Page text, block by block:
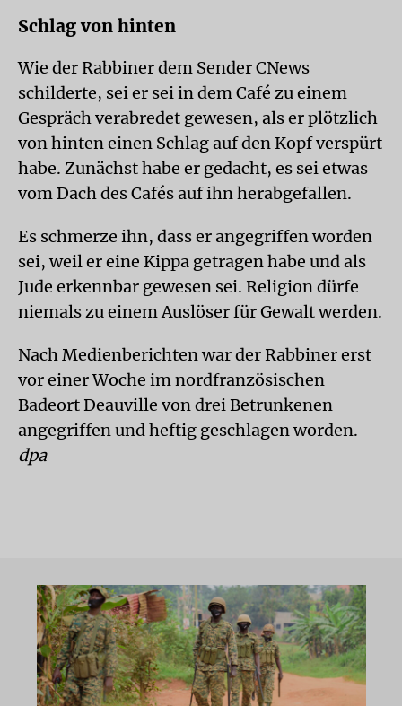
Schlag von hinten
Wie der Rabbiner dem Sender CNews
schilderte, sei er sei in dem Café zu einem
Gespräch verabredet gewesen, als er plötzlich
von hinten einen Schlag auf den Kopf verspürt
habe. Zunächst habe er gedacht, es sei etwas
vom Dach des Cafés auf ihn herabgefallen.
Es schmerze ihn, dass er angegriffen worden
sei, weil er eine Kippa getragen habe und als
Jude erkennbar gewesen sei. Religion dürfe
niemals zu einem Auslöser für Gewalt werden.
Nach Medienberichten war der Rabbiner erst
vor einer Woche im nordfranzösischen
Badeort Deauville von drei Betrunkenen
angegriffen und heftig geschlagen worden.
dpa